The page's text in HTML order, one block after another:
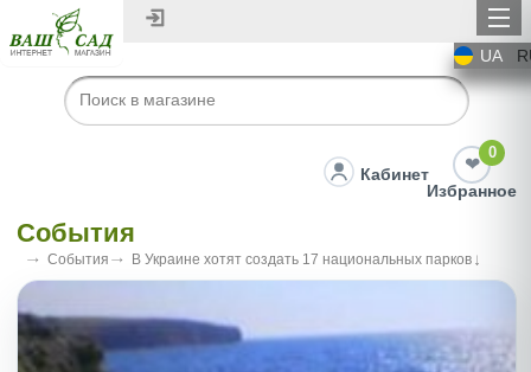
UA
Кабинет
0
Избранное
События
События В Украине хотят создать 17 национальных парков